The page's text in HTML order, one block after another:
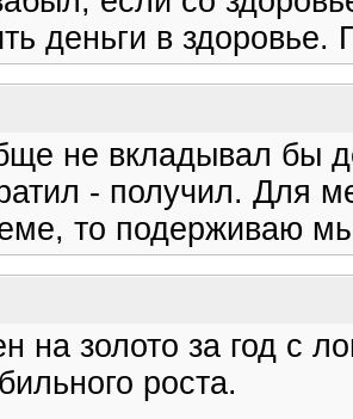
деньги в
не вкладывал бы
- получил. Для
то подерживаю
на золото за год с
роста.